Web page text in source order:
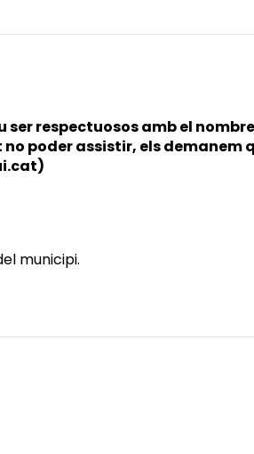
respectuosos amb el
poder assistir, els demanem
municipi.